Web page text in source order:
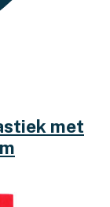
met